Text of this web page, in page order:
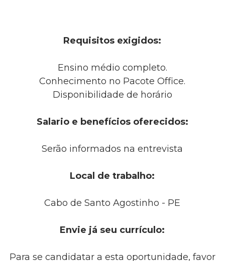
Requisitos exigidos:
Ensino médio completo.
Conhecimento no Pacote Office.
Disponibilidade de horário
Salario e benefícios oferecidos:
Serão informados na entrevista
Local de trabalho:
Cabo de Santo Agostinho - PE
Envie já seu currículo:
Para se candidatar a esta oportunidade, favor